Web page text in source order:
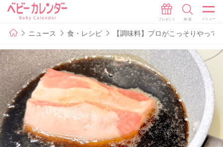
ニュース 食・レシピ 【調味料】プロがこっそりやっ